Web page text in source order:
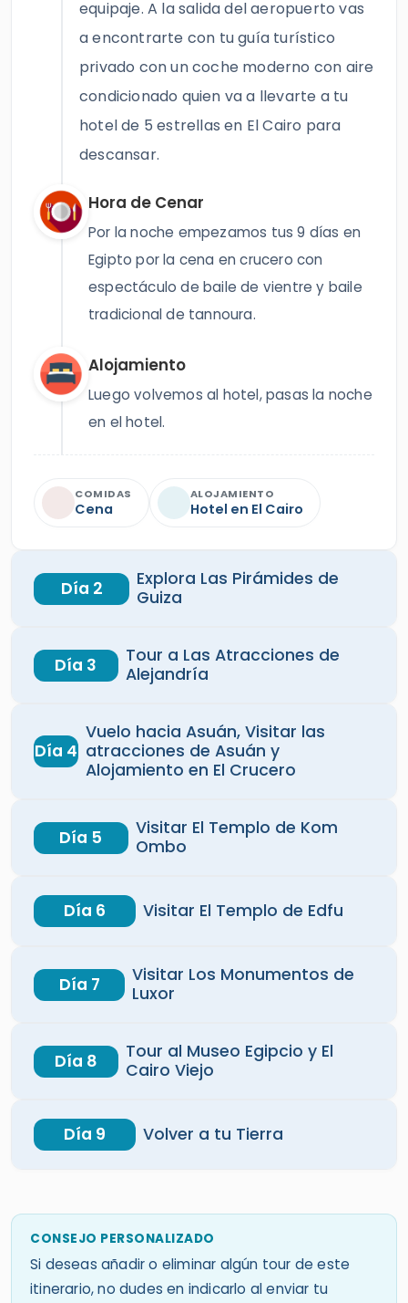
equipaje. A la salida del aeropuerto vas
a encontrarte con tu guía turístico
privado con un coche moderno con aire
condicionado quien va a llevarte a tu
hotel de 5 estrellas en El Cairo para
descansar.
Hora de Cenar
Por la noche empezamos tus 9 días en
Egipto por la cena en crucero con
espectáculo de baile de vientre y baile
tradicional de tannoura.
Alojamiento
Luego volvemos al hotel, pasas la noche
en el hotel.
COMIDAS
Cena
ALOJAMIENTO
Hotel en El Cairo
Día 2
Explora Las Pirámides de
Guiza
Día 3
Tour a Las Atracciones de
Alejandría
Día 4
Vuelo hacia Asuán, Visitar las
atracciones de Asuán y
Alojamiento en El Crucero
Día 5
Visitar El Templo de Kom
Ombo
Día 6 Visitar El Templo de Edfu
Día 7
Visitar Los Monumentos de
Luxor
Día 8
Tour al Museo Egipcio y El
Cairo Viejo
Día 9 Volver a tu Tierra
CONSEJO PERSONALIZADO
Si deseas añadir o eliminar algún tour de este
itinerario, no dudes en indicarlo al enviar tu